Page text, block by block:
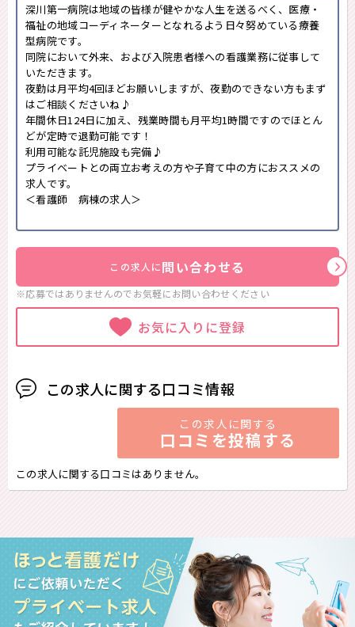
深川第一病院は地域の皆様が健やかな人生を送るべく、医療・
福祉の地域コーディネーターとなれるよう日々努めている療養
型病院です。
同院において外来、および入院患者様への看護業務に従事して
いただきます。
夜勤は月平均4回ほどお願いしますが、夜勤のできない方もまず
はご相談くださいね♪
年間休日124日に加え、残業時間も月平均1時間ですのでほとん
どが定時で退勤可能です！
利用可能な託児施設も完備♪
プライベートとの両立お考えの方や子育て中の方におススメの
求人です。
＜看護師 病棟の求人＞
この求人に問い合わせる
※応募ではありませんのでお気軽にお問い合わせください
お気に入りに登録
この求人に関する口コミ情報
この求人に関する
口コミを投稿する
この求人に関する口コミはありません。